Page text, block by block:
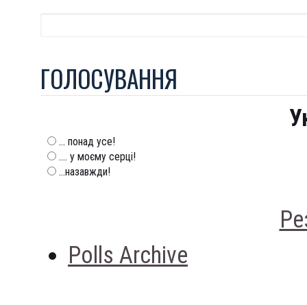
ГОЛОСУВАННЯ
... понад усе!
.... у моєму серці!
...назавжди!
Polls Archive